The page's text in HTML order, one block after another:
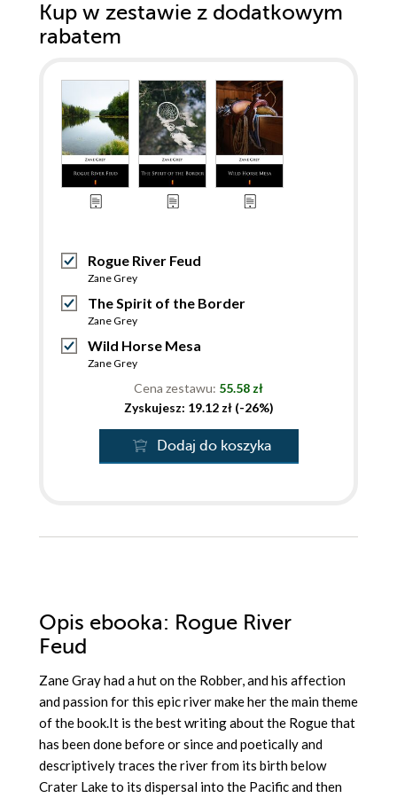
Kup w zestawie z dodatkowym
rabatem
Rogue River Feud
Zane Grey
The Spirit of the Border
Zane Grey
Wild Horse Mesa
Zane Grey
Cena zestawu: 55.58 zł
Zyskujesz: 19.12 zł (-26%)
Dodaj do koszyka
Opis ebooka: Rogue River
Feud
Zane Gray had a hut on the Robber, and his affection
and passion for this epic river make her the main theme
of the book.It is the best writing about the Rogue that
has been done before or since and poetically and
descriptively traces the river from its birth below
Crater Lake to its dispersal into the Pacific and then